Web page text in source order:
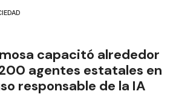
capacitó alrededor
agentes estatales en
responsable de la IA